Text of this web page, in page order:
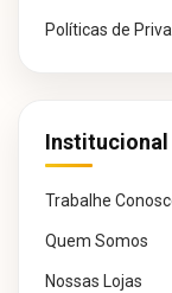
Políticas de
Institucional
Trabalhe
Quem Somos
Nossas Lojas